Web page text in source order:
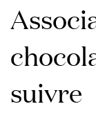
suivre